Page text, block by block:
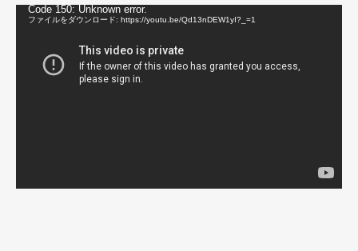
動Code 150: Unknown error.
ファイルをダウンロード: https://youtu.be/Qd13nDEW1yI?_=1